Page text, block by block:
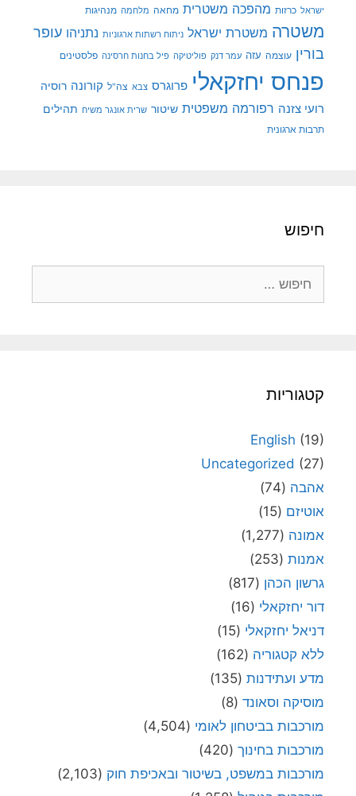
ישראל כרזות מהפכה משטרית מחאה מלחמה מנהיגות
משטרה משטרת ישראל ניתוח רשתות ארגוניות נתניהו עופר
בורין עוצמה עזה עמר דנק פוליטיקה פיל בחנות חרסינה פלסטינים
פנחס יחזקאלי פרוגרס צבא צה"ל קורונה רוסיה
רועי צזנה רפורמה משפטית שיטור שרית אונגר משיח תהילים
תרבות ארגונית
חיפוש
קטגוריות
English (19)
Uncategorized (27)
אהבה (74)
אוטיזם (15)
אמונה (1,277)
אמנות (253)
גרשון הכהן (817)
דור יחזקאלי (16)
דניאל יחזקאלי (15)
ללא קטגוריה (162)
מדע ועתידנות (135)
מוסיקה וסאונד (8)
מורכבות בביטחון לאומי (4,504)
מורכבות בחינוך (420)
מורכבות במשפט, בשיטור ובאכיפת חוק (2,103)